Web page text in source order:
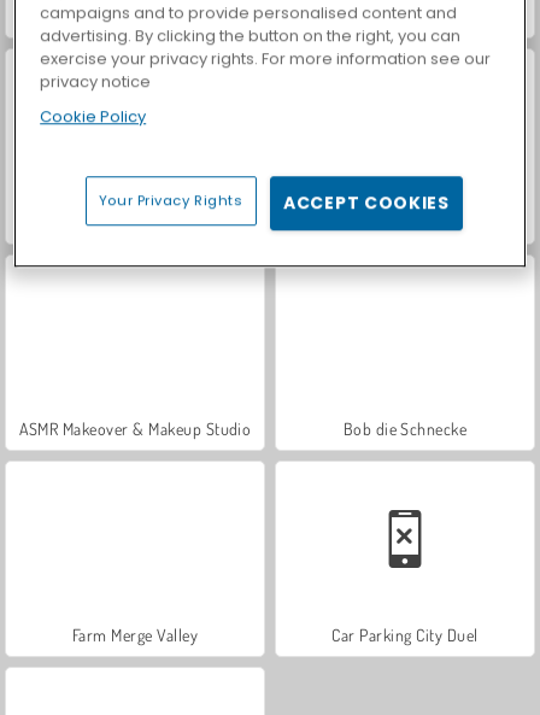
Birdy Trick Swing Copters
VegaMix Da Vinci Puzzles
ASMR Makeover & Makeup Studio Bob die Schnecke
Farm Merge Valley Car Parking City Duel
campaigns and to provide personalised content and
advertising. By clicking the button on the right, you can
exercise your privacy rights. For more information see our
privacy notice
Cookie Policy
Your Privacy Rights ACCEPT COOKIES